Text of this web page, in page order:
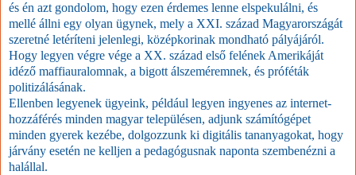
és én azt gondolom, hogy ezen érdemes lenne elspekulálni, és
mellé állni egy olyan ügynek, mely a XXI. század Magyarországát
szeretné letéríteni jelenlegi, középkorinak mondható pályájáról.
Hogy legyen végre vége a XX. század első felének Amerikáját
idéző maffiauralomnak, a bigott álszeméremnek, és próféták
politizálásának.
Ellenben legyenek ügyeink, például legyen ingyenes az internet-
hozzáférés minden magyar településen, adjunk számítógépet
minden gyerek kezébe, dolgozzunk ki digitális tananyagokat, hogy
járvány esetén ne kelljen a pedagógusnak naponta szembenézni a
halállal.